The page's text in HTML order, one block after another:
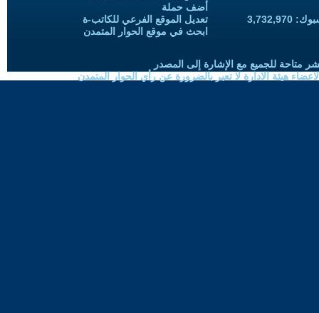
أضف حملة
تعديل الموقع الفرعي للكاتب-ة
ابحث في موقع الحوار المتمدن
متاحة للجميع مع الإشارة إلى المصدر
هيئة الادارة لا تعبر بالضرورة عن رأي الحوار المتمدن